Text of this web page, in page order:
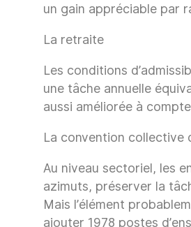
un gain appréciable par
La retraite
Les conditions
une tâche annuelle
aussi améliorée à
La convention collective
Au niveau sectoriel, les
azimuts, préserver la
Mais l’élément
ajouter 1978 postes